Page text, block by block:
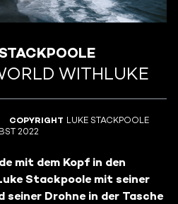
WITHLUKE
COPYRIGHT LUKE STACKPOOLE
2022
mit dem Kopf in den
Stackpoole mit seiner
seiner Drohne in der Tasche